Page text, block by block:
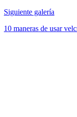
Siguiente galería
10 maneras de usar